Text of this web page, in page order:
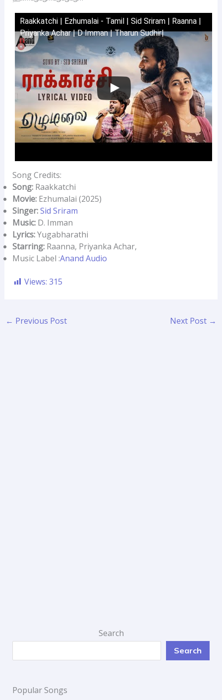
Raakkatchi | Ezhumalai - Tamil | Sid Sriram | Raanna |
Priyanka Achar | D Imman | Tharun Sudhir|
Song Credits:
Song:Raakkatchi
Movie:Ezhumalai (2025)
Singer:Sid Sriram
Music:D. Imman
Lyrics:Yugabharathi
Starring:Raanna, Priyanka Achar,
Music Label :Anand Audio
Views: 315
← Previous Post Next Post →
Search
Search
Popular Songs